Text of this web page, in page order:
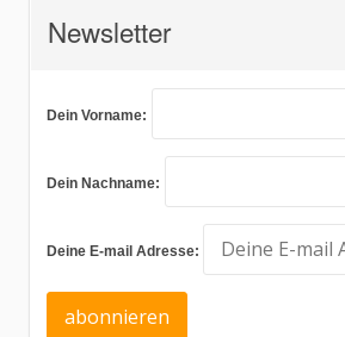
Newsletter
Dein Vorname:
Dein Nachname:
Deine E-mail Adresse: